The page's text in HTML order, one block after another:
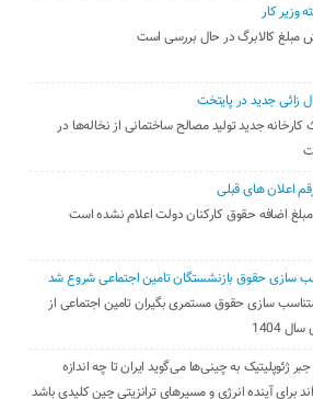
وزیر کار
مبلغ کالابرگ در حال بررسی است
زائی جدید در پایتخت
کارخانه جدید تولید مصالح ساختمانی از نخاله‌ها در
اعلان های قبلی
اضافه حقوق کارکنان دولت اعلام نشده است
سازی حقوق بازنشستگان تامین اجتماعی شروع شد
سازی حقوق مستمری بگیران تامین اجتماعی از
1404
جبر ژئوپلیتیک به چینی‌ها می‌گوید ایران تا چه اندازه
برای آینده انرژی و مسیرهای ترانزیتی چین کلیدی باشد